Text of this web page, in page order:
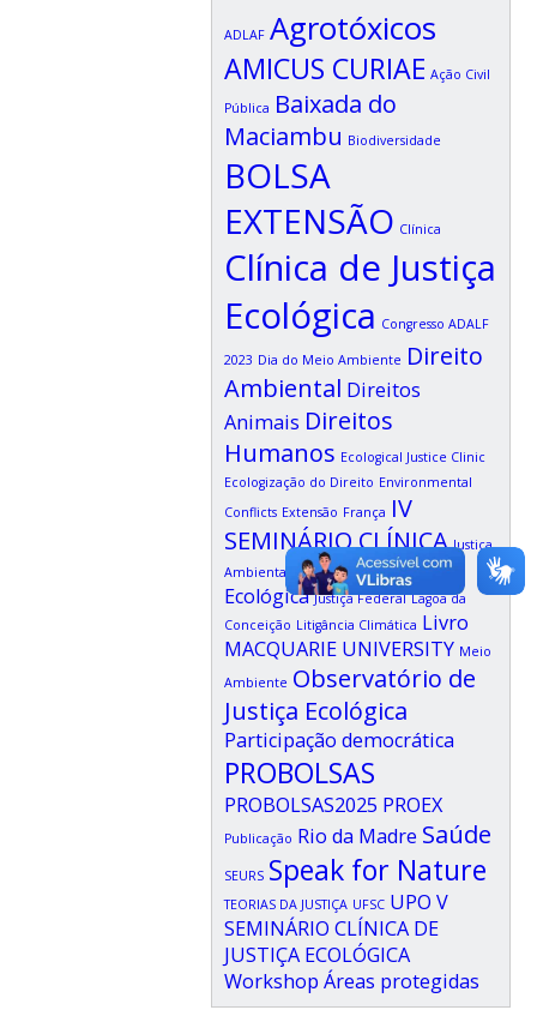
ADLAF Agrotóxicos
AMICUS CURIAE Ação Civil
Pública Baixada do
Maciambu Biodiversidade
BOLSA
EXTENSÃO Clínica
Clínica de Justiça
Ecológica Congresso ADALF
2023 Dia do Meio Ambiente Direito
Ambiental Direitos
Animais Direitos
Humanos Ecological Justice Clinic
Ecologização do Direito Environmental
Conflicts Extensão França IV
SEMINÁRIO CLÍNICA Justiça
Ambiental
Justiça Climática Justiça
Ecológica Justiça Federal Lagoa da
Conceição Litigância Climática Livro
MACQUARIE UNIVERSITY Meio
Ambiente Observatório de
Justiça Ecológica
Participação democrática
PROBOLSAS
PROBOLSAS2025 PROEX
Publicação Rio da Madre Saúde
SEURS Speak for Nature
TEORIAS DA JUSTIÇA UFSC UPO V
SEMINÁRIO CLÍNICA DE
JUSTIÇA ECOLÓGICA
Workshop Áreas protegidas